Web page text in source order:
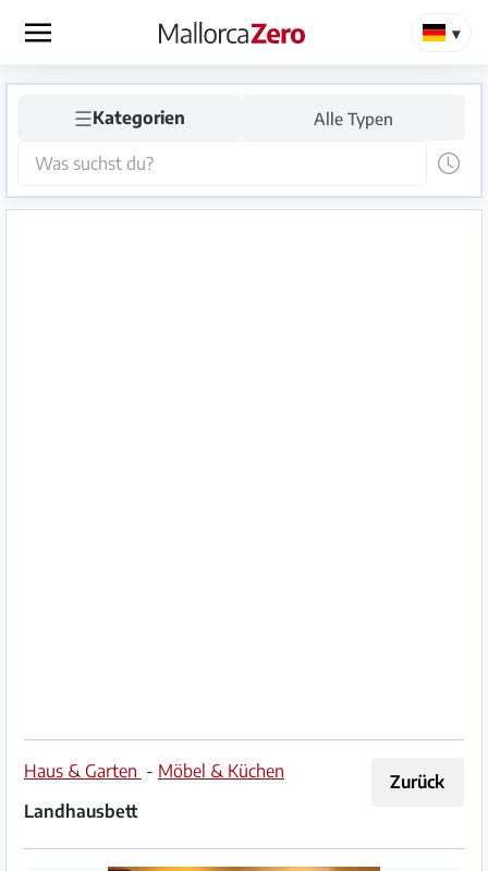
×
Startseite
Anzeige
aufgeben
Hilfe
FAQ
☰Kategorien Alle Typen
Zurück
Haus & Garten - Möbel & Küchen
Landhausbett